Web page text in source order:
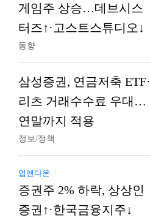
게임주 상승…데브시스
터즈↑·고스트스튜디오↓
동향
삼성증권, 연금저축 ETF·
리츠 거래수수료 우대…
연말까지 적용
정보/정책
업앤다운
증권주 2% 하락, 상상인
증권↑·한국금융지주↓